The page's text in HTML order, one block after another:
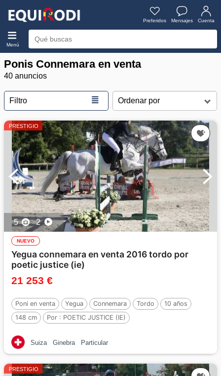
Preferidos Mensajes Cuenta
Menú
Ponis Connemara en venta
40 anuncios
Filtro ≣
PRESTIGIO
5 2
NUEVO
Yegua connemara en venta 2016 tordo por
poetic justice (ie)
21 253 €
Poni en venta Yegua Connemara Tordo
10 años
148 cm
Por : POETIC JUSTICE (IE)
Suiza Ginebra Particular
PRESTIGIO